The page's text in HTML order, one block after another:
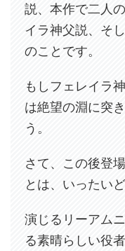
説、本作で二人
イラ神父説、そ
のことです。
もしフェレイラ
は絶望の淵に突
う。
さて、この後登
とは、いったい
演じるリーアム
る素晴らしい役者